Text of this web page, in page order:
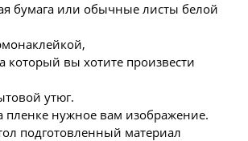
бумага или обычные листы белой
который вы хотите произвести
утюг.
пленке нужное вам изображение.
подготовленный материал